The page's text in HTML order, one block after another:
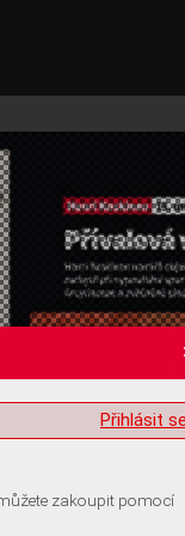
Přihlásit
zakoupit pomocí